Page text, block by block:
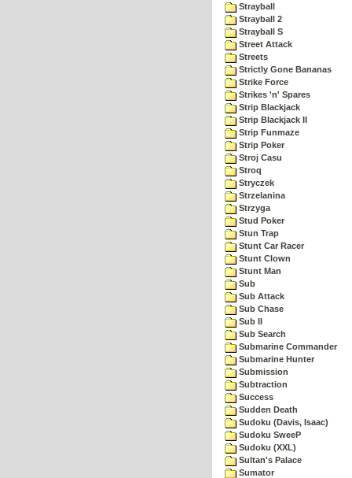
Strayball
Strayball 2
Strayball S
Street Attack
Streets
Strictly Gone Bananas
Strike Force
Strikes 'n' Spares
Strip Blackjack
Strip Blackjack II
Strip Funmaze
Strip Poker
Stroj Casu
Stroq
Stryczek
Strzelanina
Strzyga
Stud Poker
Stun Trap
Stunt Car Racer
Stunt Clown
Stunt Man
Sub
Sub Attack
Sub Chase
Sub II
Sub Search
Submarine Commander
Submarine Hunter
Submission
Subtraction
Success
Sudden Death
Sudoku (Davis, Isaac)
Sudoku SweeP
Sudoku (XXL)
Sultan's Palace
Sumator